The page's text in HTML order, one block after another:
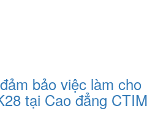
bảo việc làm cho
tại Cao đẳng CTIM